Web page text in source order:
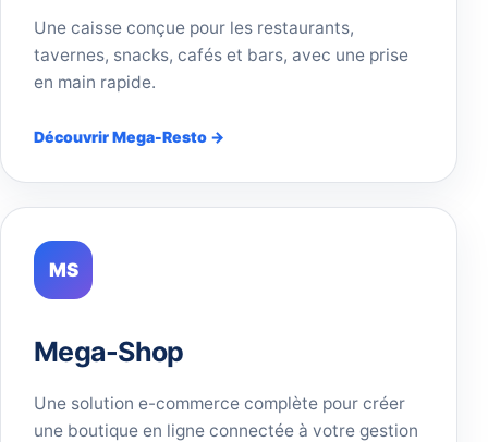
Une caisse conçue pour les restaurants,
tavernes, snacks, cafés et bars, avec une prise
en main rapide.
Découvrir Mega-Resto →
MS
Mega-Shop
Une solution e-commerce complète pour créer
une boutique en ligne connectée à votre gestion